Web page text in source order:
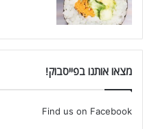
מצאו אותנו בפייסבוק!
Find us on Facebook